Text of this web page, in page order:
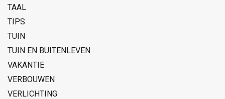
TAAL
TIPS
TUIN
TUIN EN BUITENLEVEN
VAKANTIE
VERBOUWEN
VERLICHTING